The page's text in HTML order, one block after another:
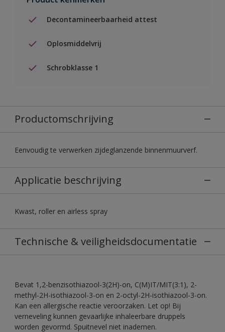
Decontamineerbaarheid attest
Oplosmiddelvrij
Schrobklasse 1
Productomschrijving
Eenvoudig te verwerken zijdeglanzende binnenmuurverf.
Applicatie beschrijving
Kwast, roller en airless spray
Technische & veiligheidsdocumentatie
Bevat 1,2-benzisothiazool-3(2H)-on, C(M)IT/MIT(3:1), 2-
methyl-2H-isothiazool-3-on en 2-octyl-2H-isothiazool-3-on.
Kan een allergische reactie veroorzaken. Let op! Bij
verneveling kunnen gevaarlijke inhaleerbare druppels
worden gevormd. Spuitnevel niet inademen.